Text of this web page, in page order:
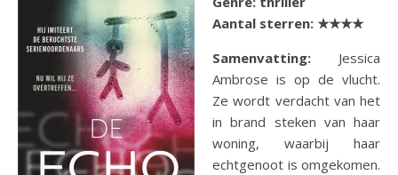
Aantal sterren: ★★★★
Samenvatting: Jessica
Ambrose is op de vlucht.
Ze wordt verdacht van het
in brand steken van haar
woning, waarbij haar
echtgenoot is omgekomen.